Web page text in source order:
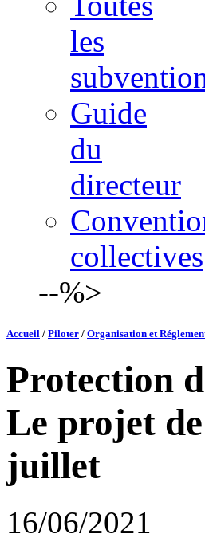
les
Guide
du
directeur
collectives
--%>
Accueil / Piloter / Organisation et
Protection
Le projet
juillet
16/06/2021